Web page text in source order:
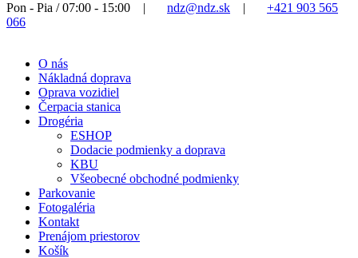
Pon - Pia / 07:00 - 15:00
| ndz@ndz.sk |
+421 903 565
066
O nás
Nákladná doprava
Oprava vozidiel
Čerpacia stanica
Drogéria
ESHOP
Dodacie podmienky a doprava
KBU
Všeobecné obchodné podmienky
Parkovanie
Fotogaléria
Kontakt
Prenájom priestorov
Košík